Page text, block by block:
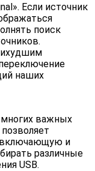
Если источник
поиск
наших
важных
включающую и
различные
USB.